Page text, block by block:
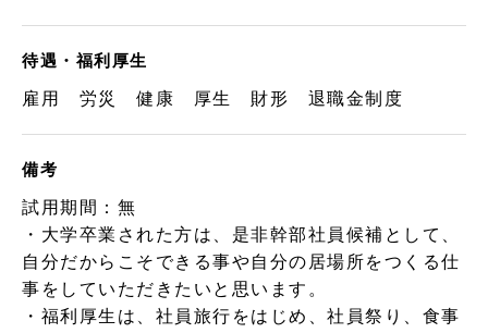
待遇・福利厚生
雇用 労災 健康 厚生 財形 退職金制度
備考
試用期間：無
・大学卒業された方は、是非幹部社員候補として、
自分だからこそできる事や自分の居場所をつくる仕
事をしていただきたいと思います。
・福利厚生は、社員旅行をはじめ、社員祭り、食事